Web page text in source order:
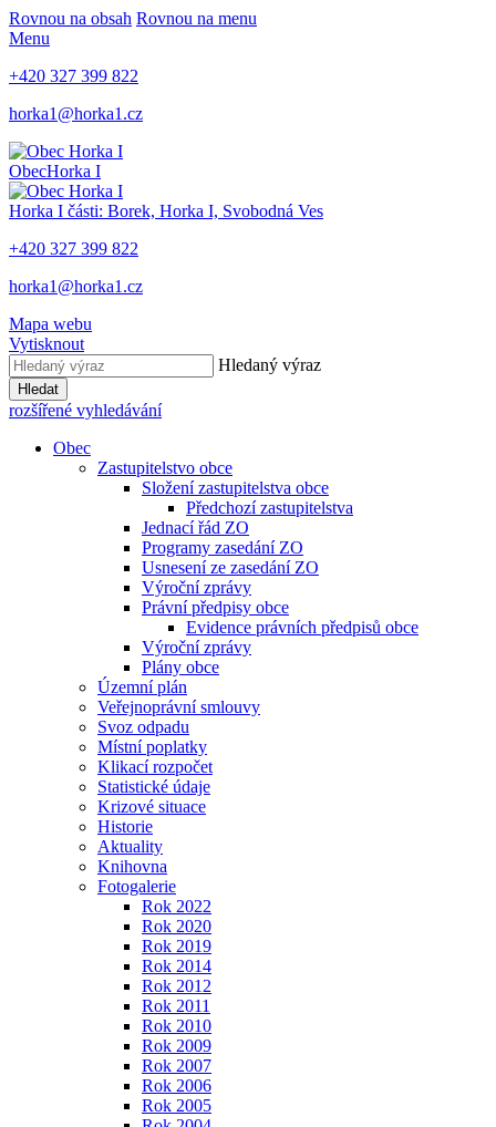
Rovnou na obsah Rovnou na menu
Menu
+420 327 399 822
horka1@horka1.cz
ObecHorka I
Horka I části: Borek, Horka I, Svobodná Ves
+420 327 399 822
horka1@horka1.cz
Mapa webu
Vytisknout
Hledaný výraz
Hledat
rozšířené vyhledávání
Obec
Zastupitelstvo obce
Složení zastupitelstva obce
Předchozí zastupitelstva
Jednací řád ZO
Programy zasedání ZO
Usnesení ze zasedání ZO
Výroční zprávy
Právní předpisy obce
Evidence právních předpisů obce
Výroční zprávy
Plány obce
Územní plán
Veřejnoprávní smlouvy
Svoz odpadu
Místní poplatky
Klikací rozpočet
Statistické údaje
Krizové situace
Historie
Aktuality
Knihovna
Fotogalerie
Rok 2022
Rok 2020
Rok 2019
Rok 2014
Rok 2012
Rok 2011
Rok 2010
Rok 2009
Rok 2007
Rok 2006
Rok 2005